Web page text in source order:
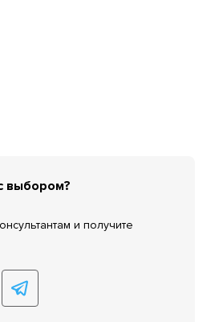
выбором?
и получите